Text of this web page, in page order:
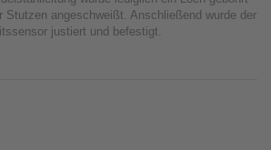
Stutzen angeschweißt. Anschließend wurde der
justiert und befestigt.